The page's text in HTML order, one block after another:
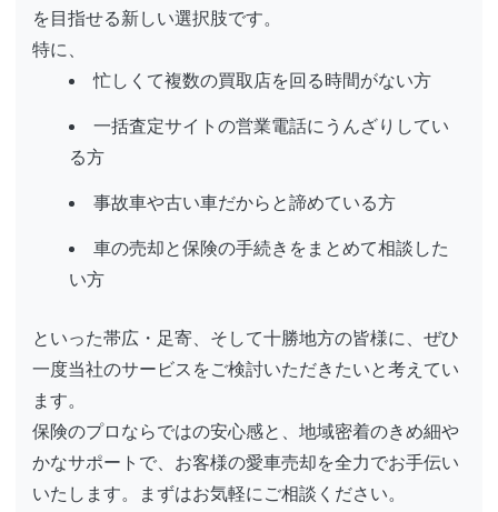
を目指せる新しい選択肢です。
特に、
忙しくて複数の買取店を回る時間がない方
一括査定サイトの営業電話にうんざりしてい
る方
事故車や古い車だからと諦めている方
車の売却と保険の手続きをまとめて相談した
い方
といった帯広・足寄、そして十勝地方の皆様に、ぜひ
一度当社のサービスをご検討いただきたいと考えてい
ます。
保険のプロならではの安心感と、地域密着のきめ細や
かなサポートで、お客様の愛車売却を全力でお手伝い
いたします。まずはお気軽にご相談ください。